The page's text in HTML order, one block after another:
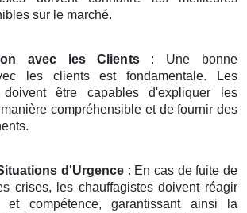
sur le marché.
avec les Clients: Une bonne
les clients est fondamentale. Les
doivent être capables d'expliquer les
compréhensible et de fournir des
d'Urgence : En cas de fuite de
crises, les chauffagistes doivent réagir
et compétence, garantissant ainsi la